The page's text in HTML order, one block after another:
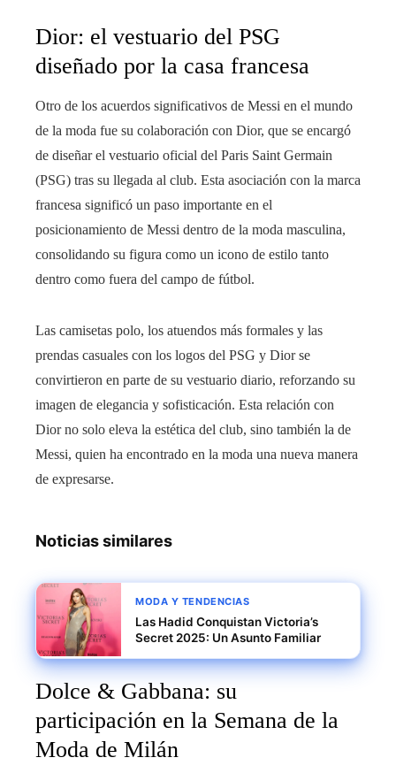
Dior: el vestuario del PSG
diseñado por la casa francesa
Otro de los acuerdos significativos de Messi en el mundo
de la moda fue su colaboración con Dior, que se encargó
de diseñar el vestuario oficial del Paris Saint Germain
(PSG) tras su llegada al club. Esta asociación con la marca
francesa significó un paso importante en el
posicionamiento de Messi dentro de la moda masculina,
consolidando su figura como un icono de estilo tanto
dentro como fuera del campo de fútbol.
Las camisetas polo, los atuendos más formales y las
prendas casuales con los logos del PSG y Dior se
convirtieron en parte de su vestuario diario, reforzando su
imagen de elegancia y sofisticación. Esta relación con
Dior no solo eleva la estética del club, sino también la de
Messi, quien ha encontrado en la moda una nueva manera
de expresarse.
Noticias similares
MODA Y TENDENCIAS
Las Hadid Conquistan Victoria’s
Secret 2025: Un Asunto Familiar
Dolce & Gabbana: su
participación en la Semana de la
Moda de Milán